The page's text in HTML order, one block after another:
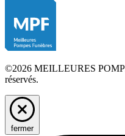
©2026 MEILLEURES
réservés.
fermer